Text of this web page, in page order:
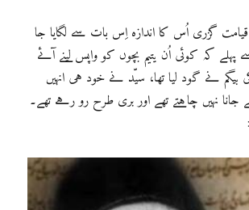
گزری اُس کا اندازہ اِس بات سے لگایا جا
کہ کوئی اُن یتیم بچوں کو واپس لینے آئے
بیگم نے گود لیا تھا، سیّد نے خود ہی انہیں
جانا نہیں چاہتے تھے اور بری طرح رو رہے تھے۔